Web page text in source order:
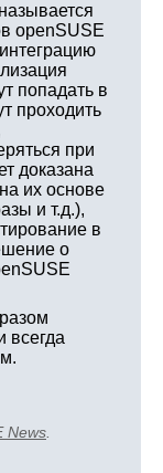
openSUSE
попадать в
проходить
при
доказана
их основе
и т.д.),
в
о
всегда
News